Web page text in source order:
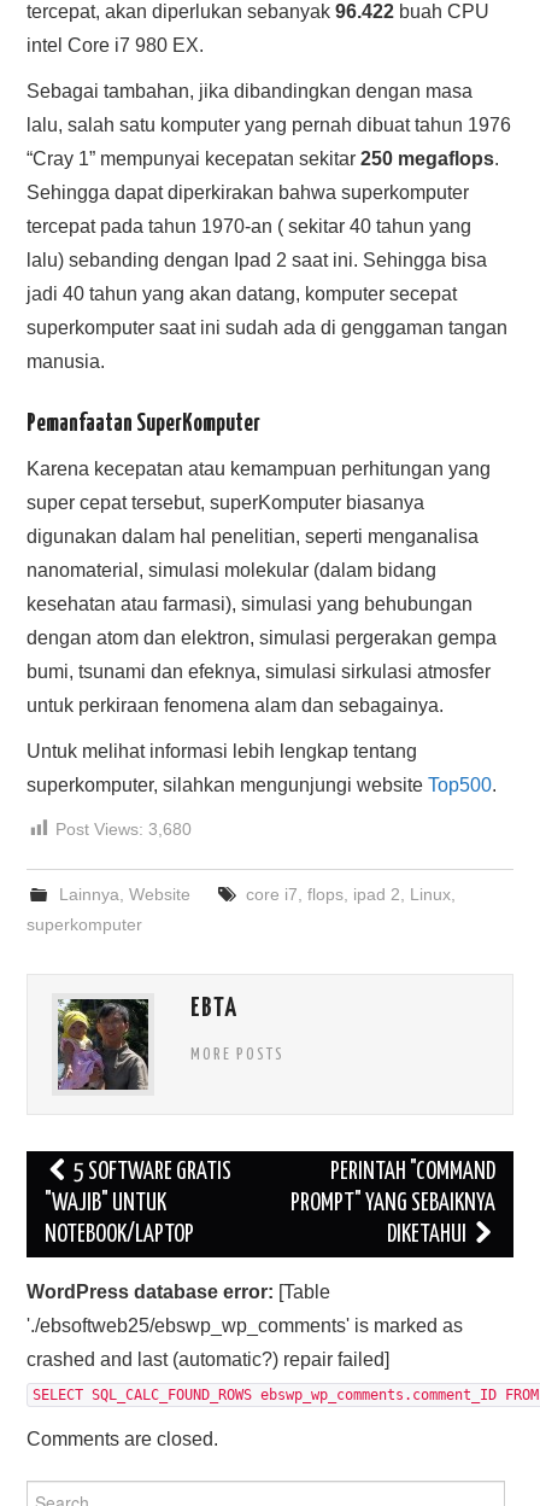
tercepat, akan diperlukan sebanyak96.422 buah CPU
intel Core i7 980 EX.
Sebagai tambahan, jika dibandingkan dengan masa
lalu, salah satu komputer yang pernah dibuat tahun 1976
“Cray 1” mempunyai kecepatan sekitar250 megaflops.
Sehingga dapat diperkirakan bahwa superkomputer
tercepat pada tahun 1970-an ( sekitar 40 tahun yang
lalu) sebanding dengan Ipad 2 saat ini. Sehingga bisa
jadi 40 tahun yang akan datang, komputer secepat
superkomputer saat ini sudah ada di genggaman tangan
manusia.
Pemanfaatan SuperKomputer
Karena kecepatan atau kemampuan perhitungan yang
super cepat tersebut, superKomputer biasanya
digunakan dalam hal penelitian, seperti menganalisa
nanomaterial, simulasi molekular (dalam bidang
kesehatan atau farmasi), simulasi yang behubungan
dengan atom dan elektron, simulasi pergerakan gempa
bumi, tsunami dan efeknya, simulasi sirkulasi atmosfer
untuk perkiraan fenomena alam dan sebagainya.
Untuk melihat informasi lebih lengkap tentang
superkomputer, silahkan mengunjungi websiteTop500.
Post Views: 3,680
Lainnya Website core i7 flops, ipad 2 Linux,
superkomputer
EBTA
MORE POSTS
Post
navigation
5 SOFTWARE GRATIS
"WAJIB" UNTUK
NOTEBOOK/LAPTOP
PERINTAH "COMMAND
PROMPT" YANG SEBAIKNYA
DIKETAHUI
WordPress database error: [Table
'./ebsoftweb25/ebswp_wp_comments' is marked as
crashed and last (automatic?) repair failed]
SELECT SQL_CALC_FOUND_ROWS
Comments are closed.